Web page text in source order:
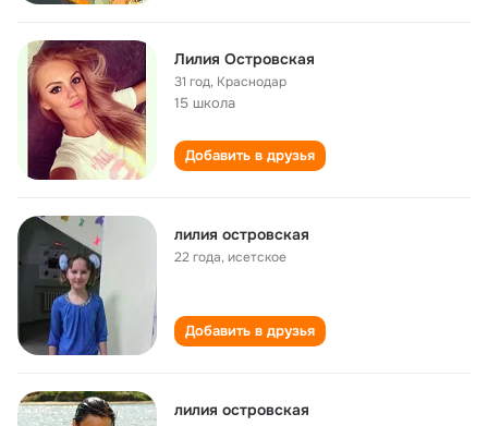
Лилия Островская
31 год, Краснодар
15 школа
Добавить в друзья
лилия островская
22 года,исетское
Добавить в друзья
лилия островская